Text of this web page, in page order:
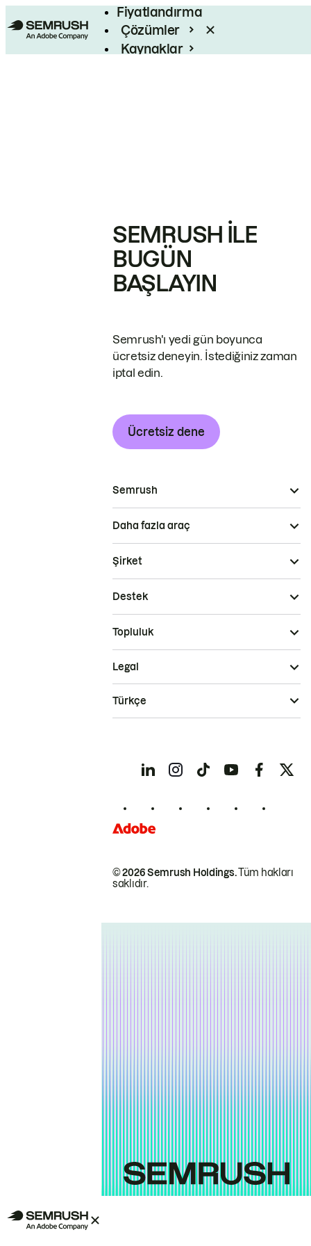
Fiyatlandırma
Çözümler
Kaynaklar
SEMRUSH ILE
BUGÜN
BAŞLAYIN
Semrush'ı yedi gün boyunca
ücretsiz deneyin. İstediğiniz zaman
iptal edin.
Ücretsiz dene
Semrush
Daha fazla araç
Şirket
Destek
Topluluk
© 2026 Semrush Holdings.Tüm hakları
saklıdır.
Legal
Türkçe